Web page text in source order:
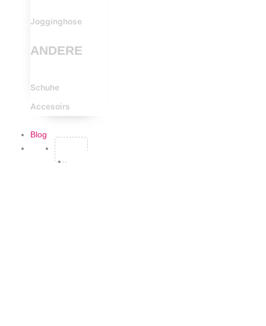
Jogginghose
ANDERE
Schuhe
Accesoirs
Blog